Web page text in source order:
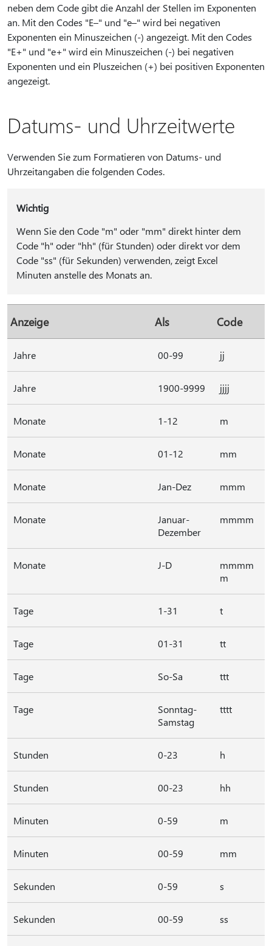
neben dem Code gibt die Anzahl der Stellen im Exponenten
an. Mit den Codes "E–" und "e–" wird bei negativen
Exponenten ein Minuszeichen (-) angezeigt. Mit den Codes
"E+" und "e+" wird ein Minuszeichen (-) bei negativen
Exponenten und ein Pluszeichen (+) bei positiven Exponenten
angezeigt.
Datums- und Uhrzeitwerte
Verwenden Sie zum Formatieren von Datums- und
Uhrzeitangaben die folgenden Codes.
Wichtig
Wenn Sie den Code "m" oder "mm" direkt hinter dem
Code "h" oder "hh" (für Stunden) oder direkt vor dem
Code "ss" (für Sekunden) verwenden, zeigt Excel
Minuten anstelle des Monats an.
Anzeige Als Code
Jahre 00-99 jj
Jahre 1900-9999 jjjj
Monate 1-12 m
Monate 01-12 mm
Monate Jan-Dez mmm
Monate
Januar-
Dezember
mmmm
Monate J-D
mmmm
m
Tage 1-31 t
Tage 01-31 tt
Tage So-Sa ttt
Tage
Sonntag-
Samstag
tttt
Stunden 0-23 h
Stunden 00-23 hh
Minuten 0-59 m
Minuten 00-59 mm
Sekunden 0-59 s
Sekunden 00-59 ss